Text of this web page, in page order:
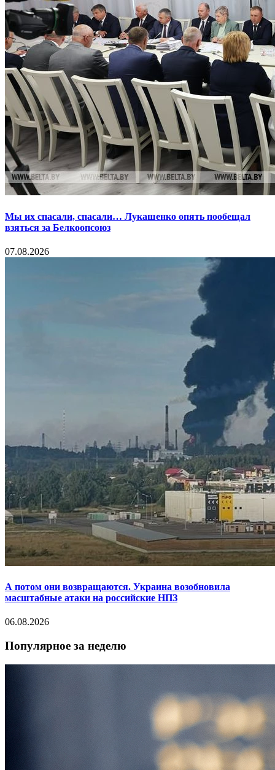
Мы их спасали, спасали… Лукашенко опять пообещал
взяться за Белкоопсоюз
07.08.2026
А потом они возвращаются. Украина возобновила
масштабные атаки на российские НПЗ
06.08.2026
Популярное за неделю